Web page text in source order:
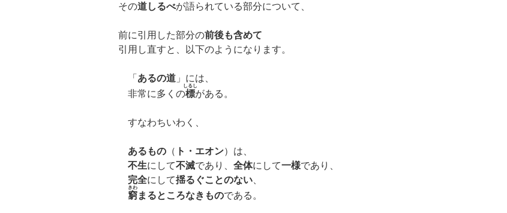
その道しるべが語られている部分について、
前に引用した部分の前後も含めて
引用し直すと、以下のようになります。
「 あるの道 」には、
非常に多くの標
しるし
がある。
すなわちいわく、
あるもの （ ト・エオン）は、
不生にして不滅であり、 全体にして一様であり、
完全にして揺るぐことのない
窮
きわ
まるところなきものである。